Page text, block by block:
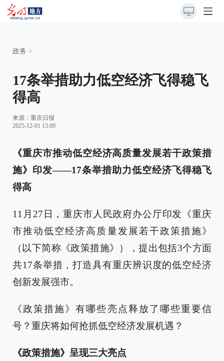
政务 >
17条举措助力低空经济飞得稳飞
得高
来源： 重庆日报
2025-12-01 13:09
《重庆市推动低空经济高质量发展若干政策措
施》印发——17条举措助力低空经济飞得稳飞
得高
11月27日，重庆市人民政府办公厅印发《重庆
市推动低空经济高质量发展若干政策措施》
（以下简称《政策措施》），提出包括3个方面
共17条举措，打造具有重庆辨识度的低空经济
创新发展强市。
《政策措施》有哪些亮点释放了哪些重要信
号？重庆将如何抢抓低空经济发展机遇？
《政策措施》呈现三大亮点